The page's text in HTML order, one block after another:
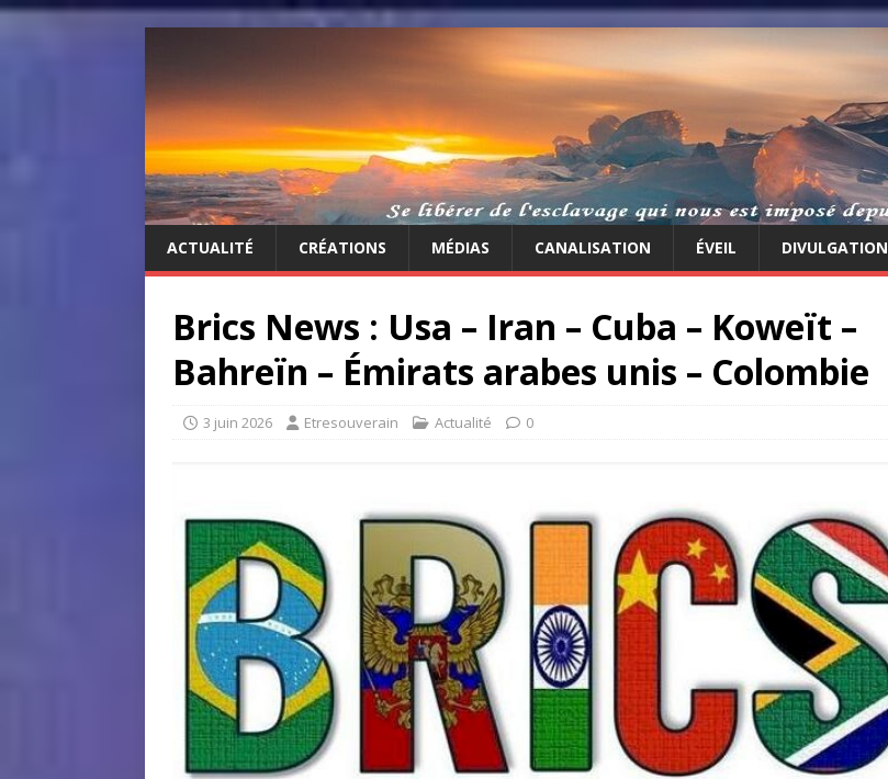
ACTUALITÉ CRÉATIONS MÉDIAS CANALISATION ÉVEIL DIVULGATION
Brics News : Usa – Iran – Cuba – Koweït –
Bahreïn – Émirats arabes unis – Colombie
3 juin 2026 Etresouverain Actualité 0